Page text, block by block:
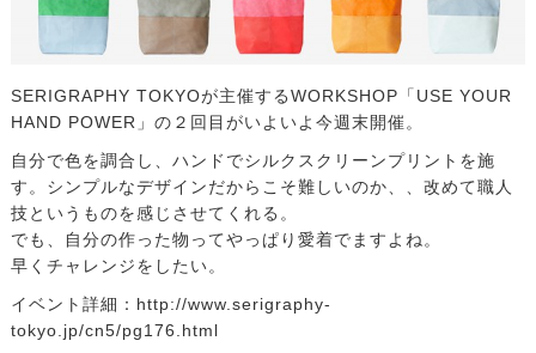
SERIGRAPHY TOKYOが主催するWORKSHOP「USE YOUR
HAND POWER」の２回目がいよいよ今週末開催。
自分で色を調合し、ハンドでシルクスクリーンプリントを施
す。シンプルなデザインだからこそ難しいのか、、改めて職人
技というものを感じさせてくれる。
でも、自分の作った物ってやっぱり愛着でますよね。
早くチャレンジをしたい。
イベント詳細：http://www.serigraphy-
tokyo.jp/cn5/pg176.html